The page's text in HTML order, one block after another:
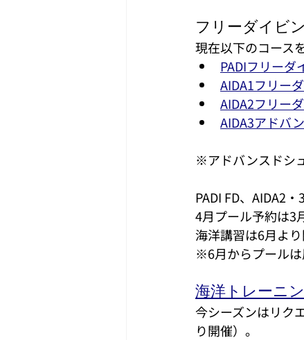
フリーダイビ
現在以下のコース
PADIフリーダ
AIDA1フリー
AIDA2フリー
AIDA3アドバ
※アドバンスドシ
PADI FD、AIDA2
4月プール予約は3
海洋講習は6月より
※6月からプールは
海洋トレーニ
今シーズンはリク
り開催）。